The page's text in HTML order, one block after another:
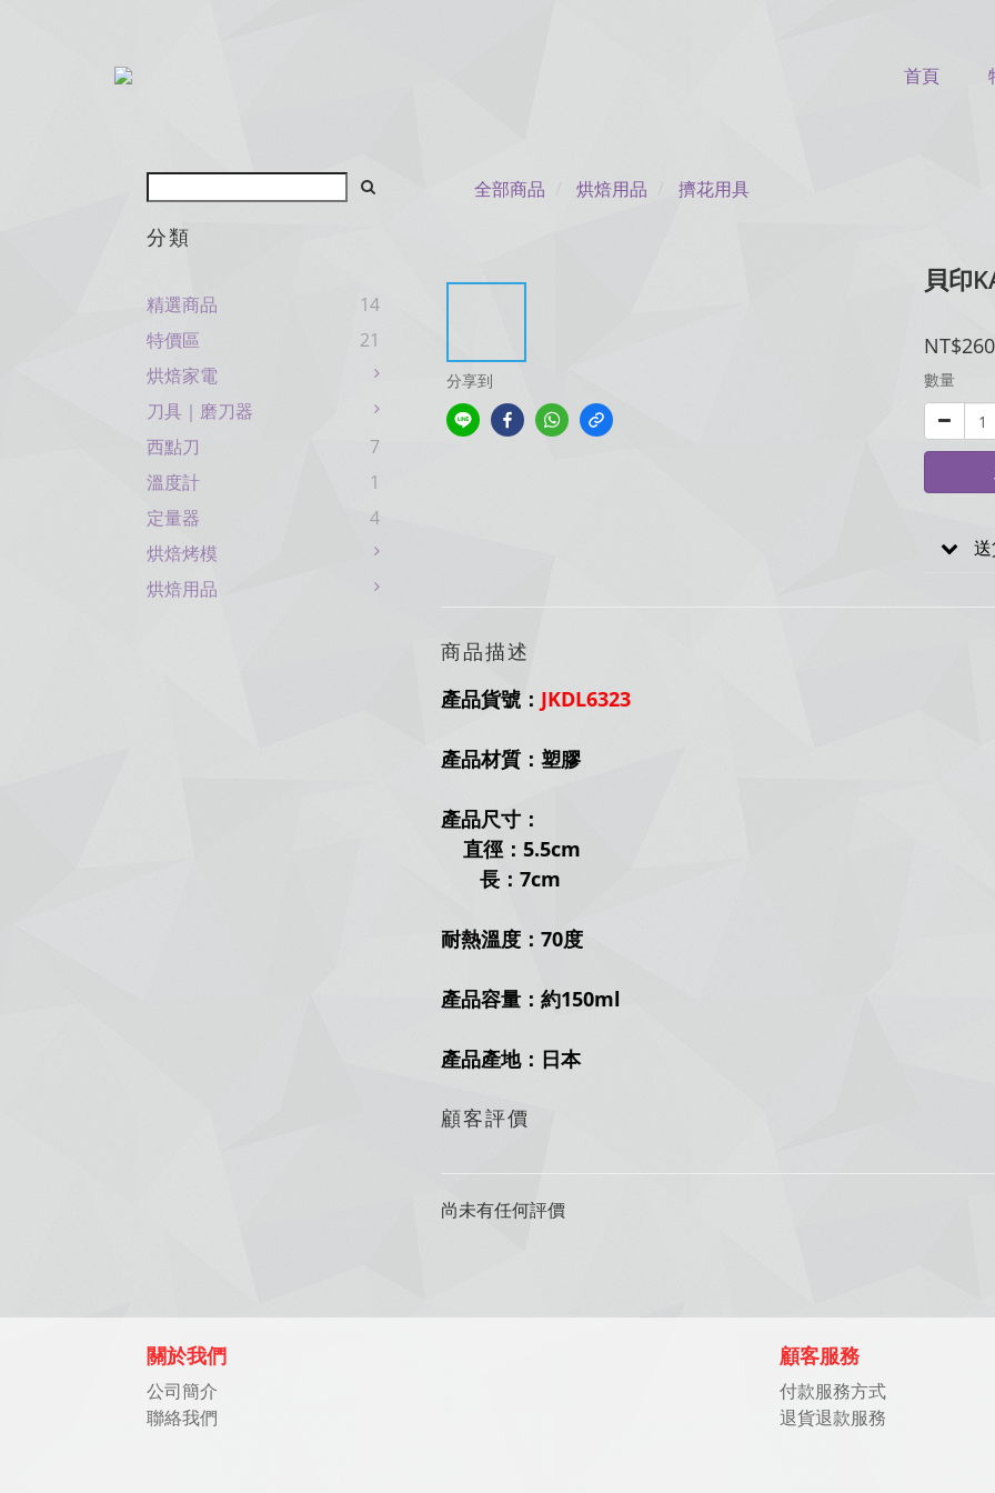
首頁
分類
精選商品
14
特價區
21
烘焙家電
刀具｜磨刀器
西點刀
7
溫度計
1
定量器
4
烘焙烤模
烘焙用品
全部商品 烘焙用品 擠花用具
分享到
貝印
NT$260
數量
商品描述
產品貨號： JKDL6323
產品材質：塑膠
產品尺寸：
直徑： 5.5cm
長： 7cm
耐熱溫度：70度
產品容量：約150ml
產品產地：日本
顧客評價
尚未有任何評價
關於我們
公司簡介
聯絡我們
顧客服務
付款服務方式
退貨退款服務